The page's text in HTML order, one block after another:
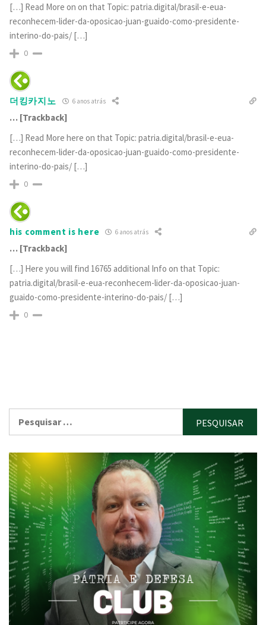
[…] Read More on on that Topic: patria.digital/brasil-e-eua-
reconhecem-lider-da-oposicao-juan-guaido-como-presidente-
interino-do-pais/ […]
0
더킹카지노 6 anos atrás
… [Trackback]
[…] Read More here on that Topic: patria.digital/brasil-e-eua-
reconhecem-lider-da-oposicao-juan-guaido-como-presidente-
interino-do-pais/ […]
0
his comment is here 6 anos atrás
… [Trackback]
[…] Here you will find 16765 additional Info on that Topic:
patria.digital/brasil-e-eua-reconhecem-lider-da-oposicao-juan-
guaido-como-presidente-interino-do-pais/ […]
0
por: